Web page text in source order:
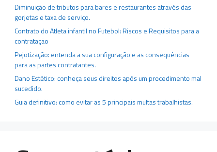
Diminuição de tributos para bares e restaurantes através das
gorjetas e taxa de serviço.
Contrato do Atleta infantil no Futebol: Riscos e Requisitos para a
contratação
Pejotização: entenda a sua configuração e as consequências
para as partes contratantes.
Dano Estético: conheça seus direitos após um procedimento mal
sucedido.
Guia definitivo: como evitar as 5 principais multas trabalhistas.